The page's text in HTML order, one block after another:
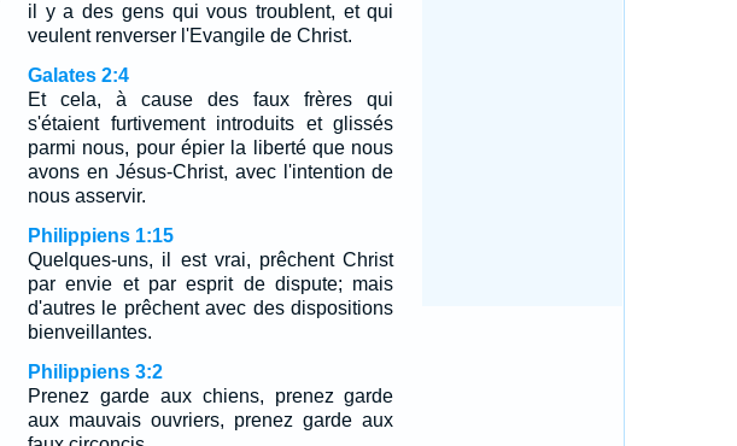
il y a des gens qui vous troublent, et qui
veulent renverser l'Evangile de Christ.
Galates 2:4
Et cela, à cause des faux frères qui
s'étaient furtivement introduits et glissés
parmi nous, pour épier la liberté que nous
avons en Jésus-Christ, avec l'intention de
nous asservir.
Philippiens 1:15
Quelques-uns, il est vrai, prêchent Christ
par envie et par esprit de dispute; mais
d'autres le prêchent avec des dispositions
bienveillantes.
Philippiens 3:2
Prenez garde aux chiens, prenez garde
aux mauvais ouvriers, prenez garde aux